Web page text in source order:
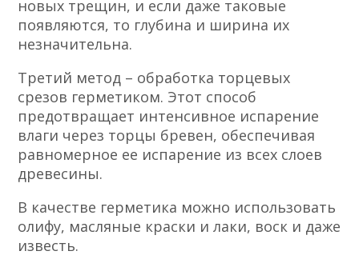
новых трещин, и если даже таковые
появляются, то глубина и ширина их
незначительна.
Третий метод – обработка торцевых
срезов герметиком. Этот способ
предотвращает интенсивное испарение
влаги через торцы бревен, обеспечивая
равномерное ее испарение из всех слоев
древесины.
В качестве герметика можно использовать
олифу, масляные краски и лаки, воск и даже
известь.